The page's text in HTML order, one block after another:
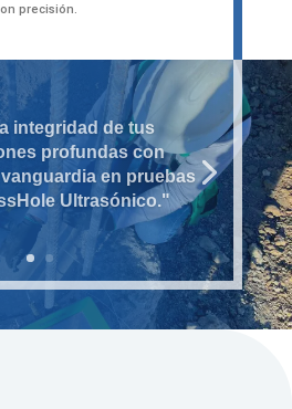
precisión.
integridad de tus
profundas con
en pruebas
Ultrasónico."